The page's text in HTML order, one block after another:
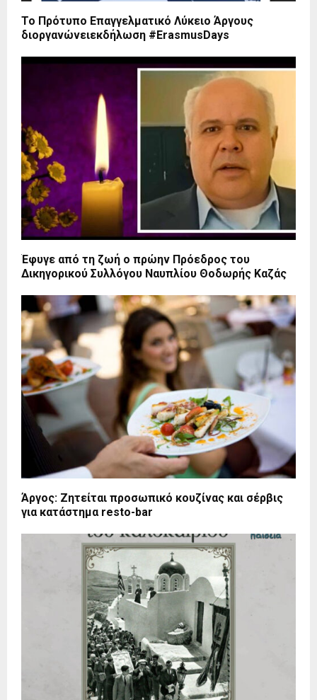
To Πρότυπο Επαγγελματικό Λύκειο Άργους
διοργανώνειεκδήλωση #ErasmusDays
Έφυγε από τη ζωή ο πρώην Πρόεδρος του
Δικηγορικού Συλλόγου Ναυπλίου Θοδωρής Καζάς
Άργος: Ζητείται προσωπικό κουζίνας και σέρβις
για κατάστημα resto-bar